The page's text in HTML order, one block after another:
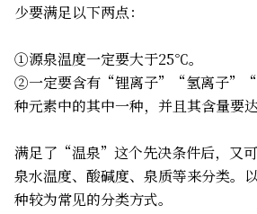
少要满足以下两点：
①源泉温度一定要大于25℃。
②一定要含有“锂离子”“氢离子”“
种元素中的其中一种，并且其含量要达
满足了“温泉”这个先决条件后，又
泉水温度、酸碱度、泉质等来分类。
种较为常见的分类方式。